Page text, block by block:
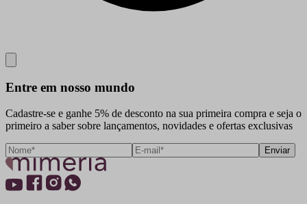
Entre em nosso mundo
Cadastre-se e ganhe 5% de desconto na sua primeira compra e seja o
primeiro a saber sobre lançamentos, novidades e ofertas exclusivas
Enviar